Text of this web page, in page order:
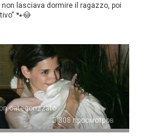
non lasciava dormire il ragazzo, poi
🐾😳
categorizzato
308 просмотров